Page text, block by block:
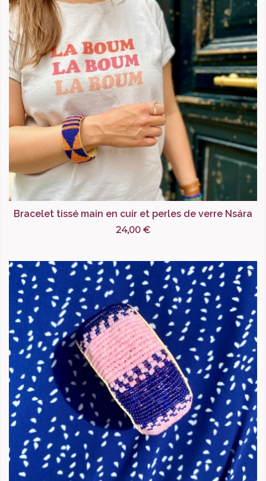
Bracelet tissé main en cuir et perles de verre Nsára
24,00 €